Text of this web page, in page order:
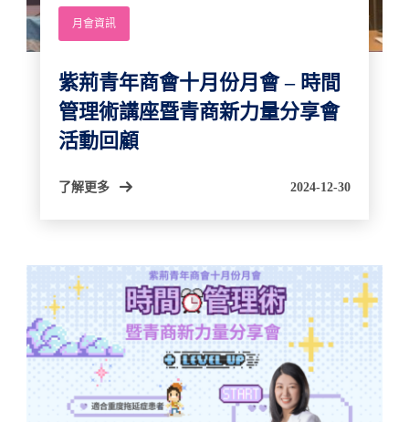
月會資訊
紫荊青年商會十月份月會 – 時間
管理術講座暨青商新力量分享會
活動回顧
了解更多 2024-12-30